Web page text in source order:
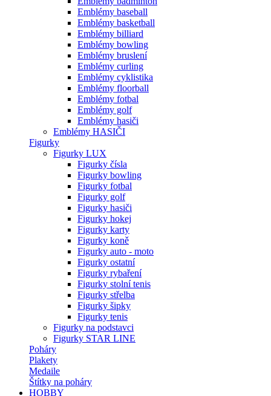
Emblémy baseball
Emblémy basketball
Emblémy billiard
Emblémy bowling
Emblémy bruslení
Emblémy curling
Emblémy cyklistika
Emblémy floorball
Emblémy fotbal
Emblémy golf
Emblémy hasiči
Emblémy HASIČI
Figurky
Figurky LUX
Figurky čísla
Figurky bowling
Figurky fotbal
Figurky golf
Figurky hasiči
Figurky hokej
Figurky karty
Figurky koně
Figurky auto - moto
Figurky ostatní
Figurky rybaření
Figurky stolní tenis
Figurky střelba
Figurky šipky
Figurky tenis
Figurky na podstavci
Figurky STAR LINE
Poháry
Plakety
Medaile
Štítky na poháry
HOBBY